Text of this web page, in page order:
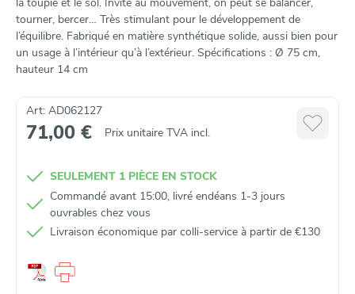
tourner, bercer… Très stimulant pour le développement de
l’équilibre. Fabriqué en matière synthétique solide, aussi bien pour
un usage à l’intérieur qu’à l’extérieur. Spécifications : Ø 75 cm,
hauteur 14 cm
Art: AD062127
71,00 € Prix unitaire TVA incl.
SEULEMENT 1 PIÈCE EN STOCK
Commandé avant 15:00, livré endéans 1-3 jours
ouvrables chez vous
Livraison économique par colli‑service à partir de €130